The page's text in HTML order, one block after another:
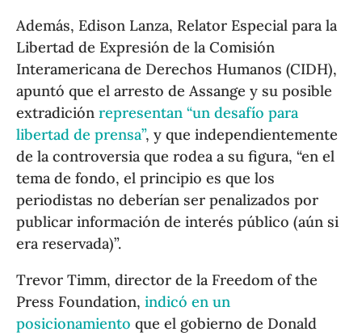
Además, Edison Lanza, Relator Especial para la
Libertad de Expresión de la Comisión
Interamericana de Derechos Humanos (CIDH),
apuntó que el arresto de Assange y su posible
extradiciónrepresentan “un desafío para
libertad de prensa”, y que independientemente
de la controversia que rodea a su figura, “en el
tema de fondo, el principio es que los
periodistas no deberían ser penalizados por
publicar información de interés público (aún si
era reservada)”.
Trevor Timm, director de la Freedom of the
Press Foundation,indicó en un
posicionamiento que el gobierno de Donald